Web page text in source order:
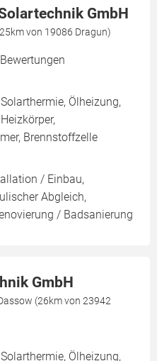
GmbH
von 19086 Dragun)
Ölheizung,
Brennstoffzelle
/ Einbau,
Abgleich,
/ Badsanierung
GmbH
(26km von 23942
Ölheizung,